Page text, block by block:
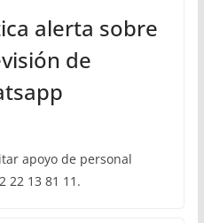
alerta sobre
de
apoyo de personal
22 13 81 11.